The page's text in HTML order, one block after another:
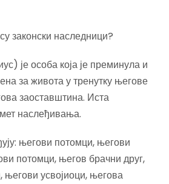
законски наследници?
је особа која је преминула и
за живота у тренутку његове
заоставштина. Иста
наслеђивања.
његови потомци, његови
потомци, његов брачни друг,
усвојиоци, његова